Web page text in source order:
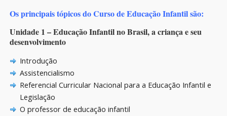
Os principais tópicos do Curso de Educação Infantil são:
Unidade 1 – Educação Infantil no Brasil, a criança e seu
desenvolvimento
Introdução
Assistencialismo
Referencial Curricular Nacional para a Educação Infantil e
Legislação
O professor de educação infantil